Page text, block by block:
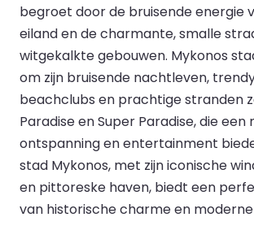
begroet door de bruisende energie
eiland en de charmante, smalle
witgekalkte gebouwen. Mykonos
om zijn bruisende nachtleven,
beachclubs en prachtige stranden
Paradise en Super Paradise, die een
ontspanning en entertainment
stad Mykonos, met zijn iconische
en pittoreske haven, biedt een
van historische charme en